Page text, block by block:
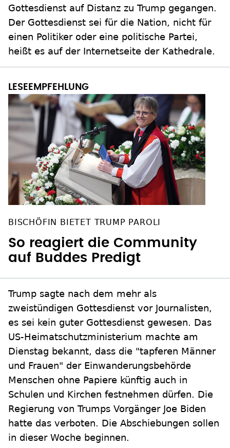
Gottesdienst auf Distanz zu Trump gegangen.
Der Gottesdienst sei für die Nation, nicht für
einen Politiker oder eine politische Partei,
heißt es auf der Internetseite der Kathedrale.
BISCHÖFIN BIETET TRUMP PAROLI
So reagiert die Community
auf Buddes Predigt
Trump sagte nach dem mehr als
zweistündigen Gottesdienst vor Journalisten,
es sei kein guter Gottesdienst gewesen. Das
US-Heimatschutzministerium machte am
Dienstag bekannt, dass die "tapferen Männer
und Frauen" der Einwanderungsbehörde
Menschen ohne Papiere künftig auch in
Schulen und Kirchen festnehmen dürfen. Die
Regierung von Trumps Vorgänger Joe Biden
hatte das verboten. Die Abschiebungen sollen
in dieser Woche beginnen.